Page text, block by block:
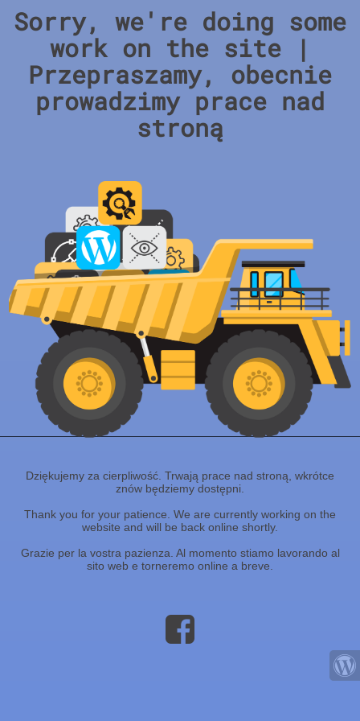
Sorry, we're doing some
work on the site |
Przepraszamy, obecnie
prowadzimy prace nad
stroną
Dziękujemy za cierpliwość. Trwają prace nad stroną, wkrótce
znów będziemy dostępni.
Thank you for your patience. We are currently working on the
website and will be back online shortly.
Grazie per la vostra pazienza. Al momento stiamo lavorando al
sito web e torneremo online a breve.